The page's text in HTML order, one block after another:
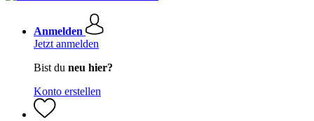
Anmelden
Jetzt anmelden
Bist du neu hier?
Konto erstellen